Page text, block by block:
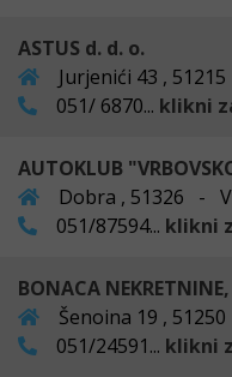
ASTUS d. d. o.
Jurjenići 43 ,
051/ 6870... klikni
AUTOKLUB
Dobra , 51326 -
051/87594... klikni
BONACA
Šenoina 19 ,
051/24591... klikni